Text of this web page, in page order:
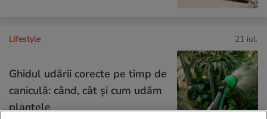
Lifestyle 21 iul.
Ghidul udării corecte pe timp de
caniculă: când, cât şi cum udăm
plantele